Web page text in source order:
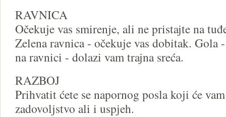
RAVNICA
Očekuje vas smirenje, ali ne pristajte na
Zelena ravnica - očekuje vas dobitak. Gola
na ravnici - dolazi vam trajna sreća.
RAZBOJ
Prihvatit ćete se napornog posla koji će
zadovoljstvo ali i uspjeh.